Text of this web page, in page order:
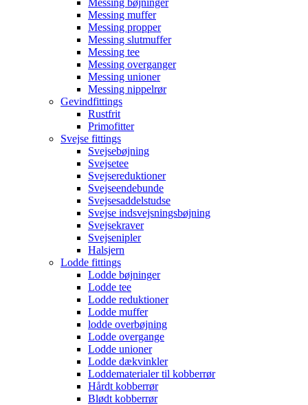
Messing bøjninger
Messing muffer
Messing propper
Messing slutmuffer
Messing tee
Messing overganger
Messing unioner
Messing nippelrør
Gevindfittings
Rustfrit
Primofitter
Svejse fittings
Svejsebøjning
Svejsetee
Svejsereduktioner
Svejseendebunde
Svejsesaddelstudse
Svejse indsvejsningsbøjning
Svejsekraver
Svejsenipler
Halsjern
Lodde fittings
Lodde bøjninger
Lodde tee
Lodde reduktioner
Lodde muffer
lodde overbøjning
Lodde overgange
Lodde unioner
Lodde dækvinkler
Loddematerialer til kobberrør
Hårdt kobberrør
Blødt kobberrør